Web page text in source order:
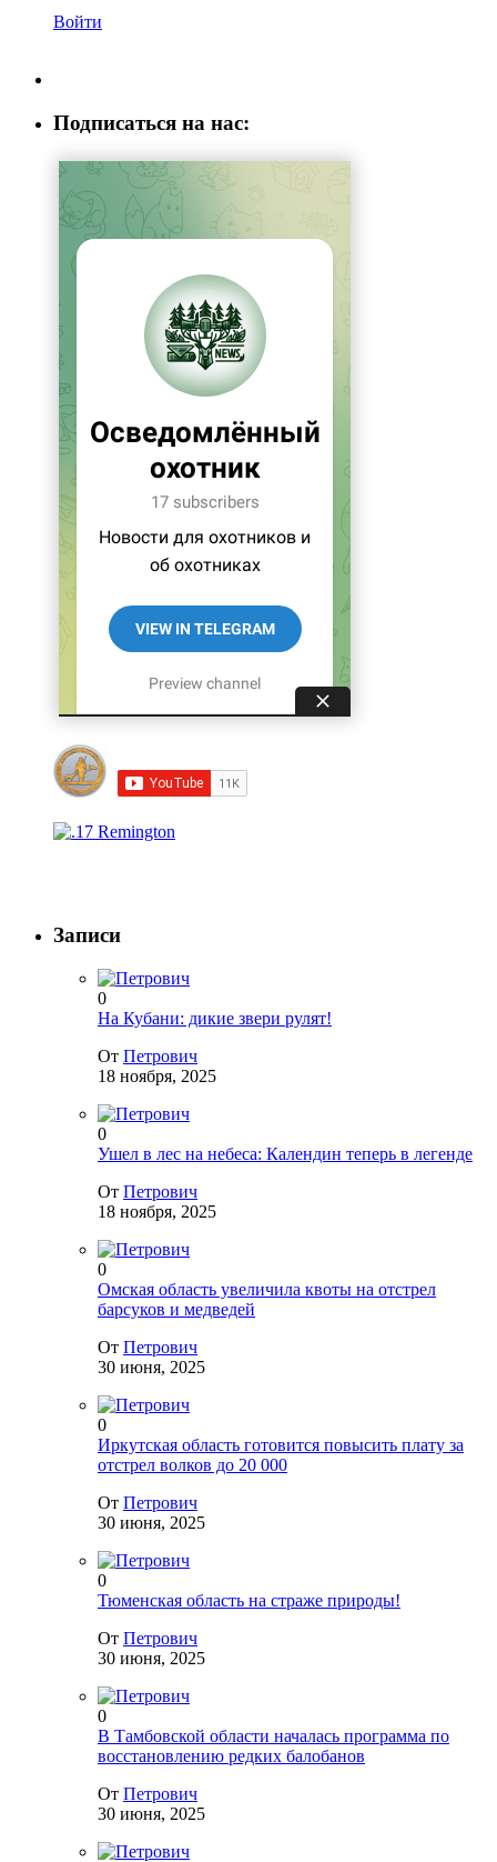
Войти
Подписаться на нас:
Записи
0
На Кубани: дикие звери рулят!
От Петрович
18 ноября, 2025
0
Ушел в лес на небеса: Календин теперь в легенде
От Петрович
18 ноября, 2025
0
Омская область увеличила квоты на отстрел
барсуков и медведей
От Петрович
30 июня, 2025
0
Иркутская область готовится повысить плату за
отстрел волков до 20 000
От Петрович
30 июня, 2025
0
Тюменская область на страже природы!
От Петрович
30 июня, 2025
0
В Тамбовской области началась программа по
восстановлению редких балобанов
От Петрович
30 июня, 2025